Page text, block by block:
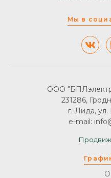
Мы в
ООО
231286,
г. Лида, ул.
e-mail: